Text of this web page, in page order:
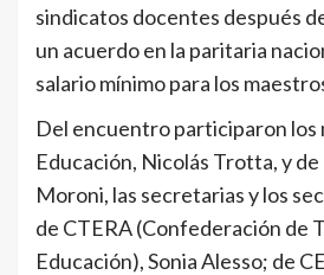
sindicatos docentes después
un acuerdo en la paritaria
salario mínimo para los
Del encuentro participaron los
Educación, Nicolás Trotta, y
Moroni, las secretarias y los
de CTERA (Confederación de
Educación), Sonia Alesso; de